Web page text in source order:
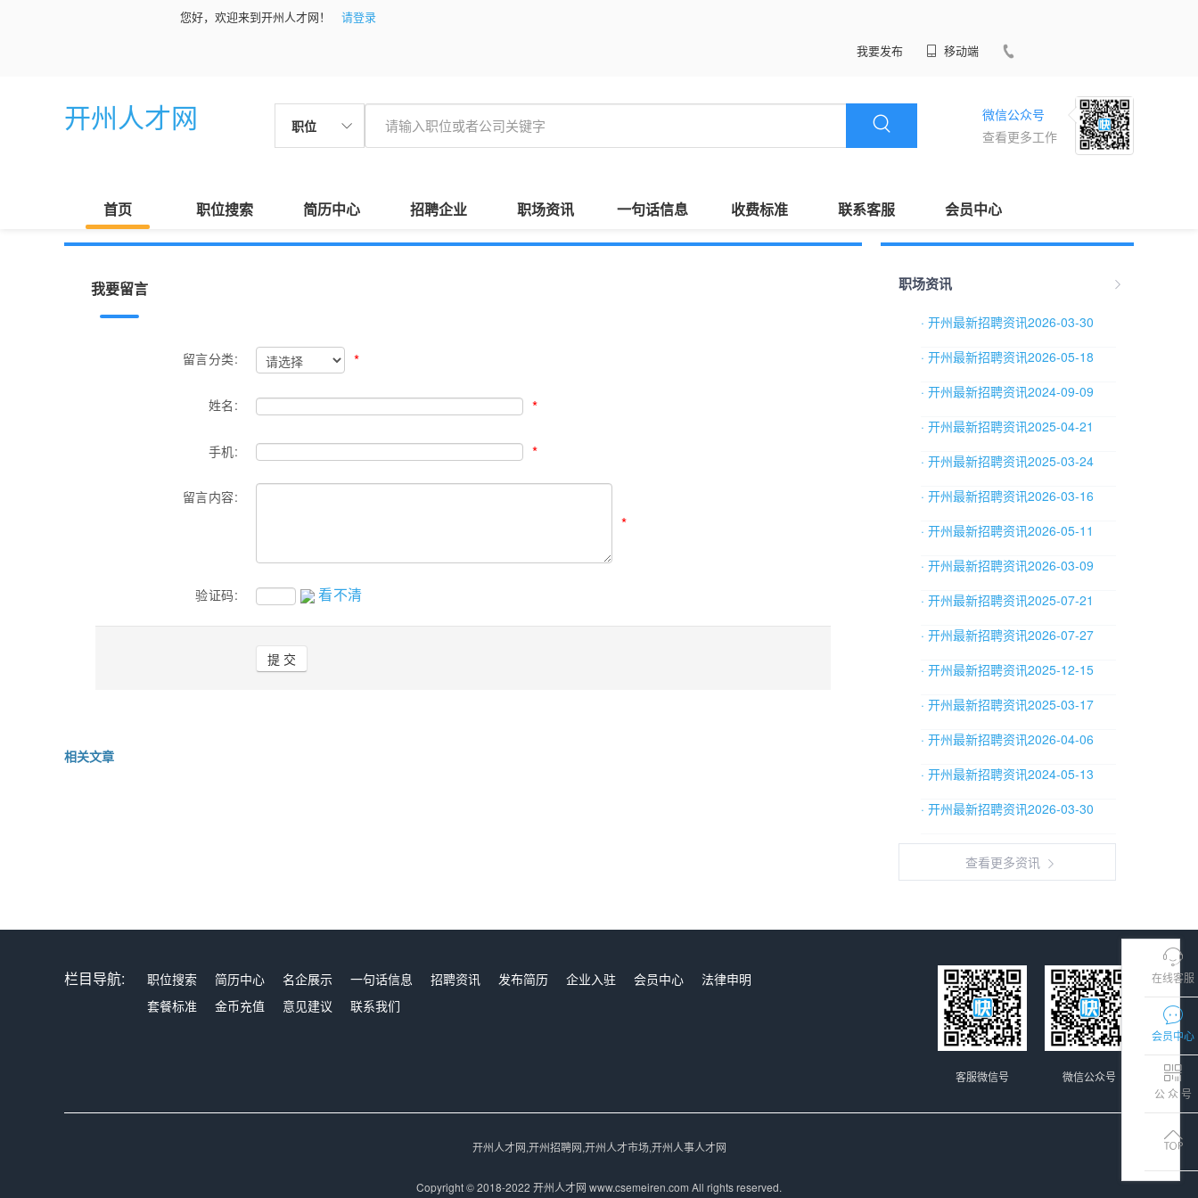
您好，欢迎来到开州人才网！
请登录
我要发布
移动端
开州人才网 职位
微信公众号
查看更多工作
首页 职位搜索 简历中心 招聘企业 职场资讯 一句话信息 收费标准 联系客服 会员中心
在线客服
会员中心
公 众 号
我要留言
留言分类: *
姓名: *
手机: *
留言内容:
*
验证码: 看不清
相关文章
职场资讯
· 开州最新招聘资讯2026-03-30
· 开州最新招聘资讯2026-05-18
· 开州最新招聘资讯2024-09-09
· 开州最新招聘资讯2025-04-21
· 开州最新招聘资讯2025-03-24
· 开州最新招聘资讯2026-03-16
· 开州最新招聘资讯2026-05-11
· 开州最新招聘资讯2026-03-09
· 开州最新招聘资讯2025-07-21
· 开州最新招聘资讯2026-07-27
· 开州最新招聘资讯2025-12-15
· 开州最新招聘资讯2025-03-17
· 开州最新招聘资讯2026-04-06
· 开州最新招聘资讯2024-05-13
· 开州最新招聘资讯2026-03-30
查看更多资讯
栏目导航: 职位搜索 简历中心 名企展示 一句话信息 招聘资讯 发布简历 企业入驻 会员中心
法律申明
套餐标准
金币充值 意见建议 联系我们
微信公众号
客服微信号
开州人才网,开州招聘网,开州人才市场,开州人事人才网
Copyright © 2018-2022 开州人才网 www.csemeiren.com All rights reserved.